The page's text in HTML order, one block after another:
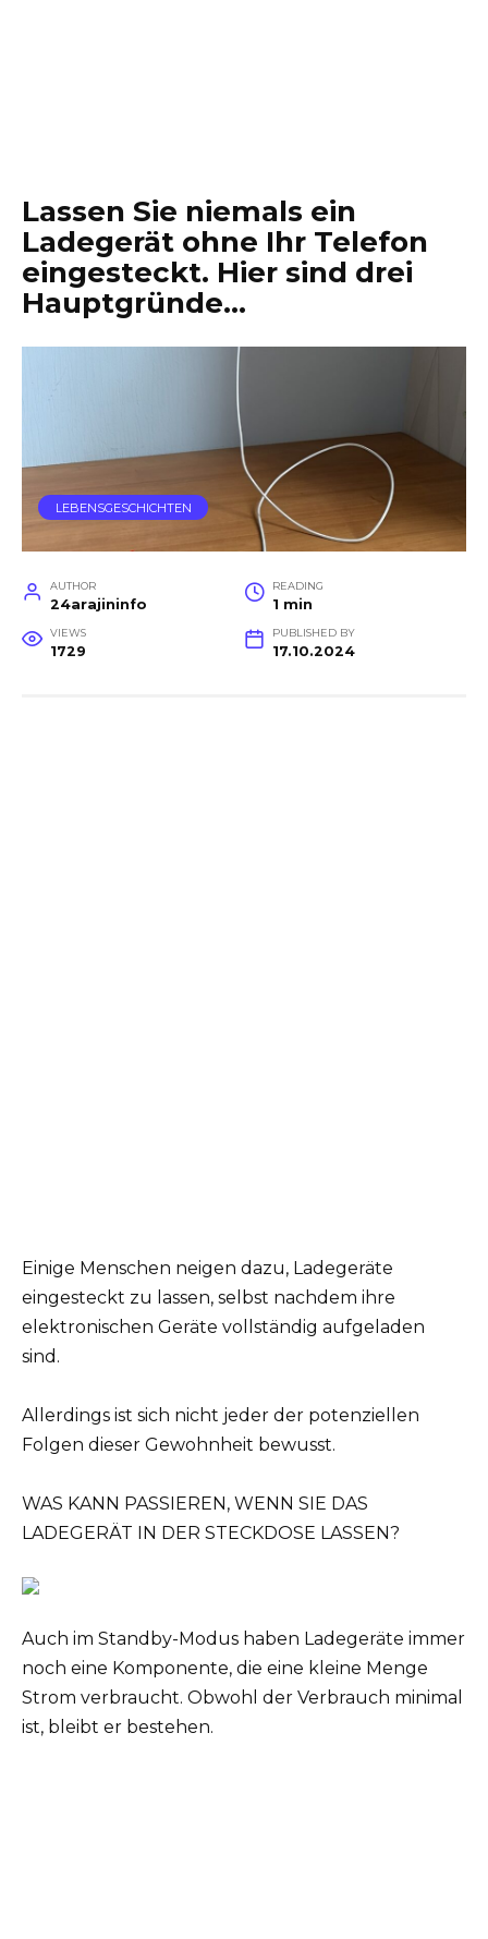
Lassen Sie niemals ein
Ladegerät ohne Ihr Telefon
eingesteckt. Hier sind drei
Hauptgründe…
LEBENSGESCHICHTEN
AUTHOR
24arajininfo
READING
1 min
VIEWS
1729
PUBLISHED BY
17.10.2024
Einige Menschen neigen dazu, Ladegeräte
eingesteckt zu lassen, selbst nachdem ihre
elektronischen Geräte vollständig aufgeladen
sind.
Allerdings ist sich nicht jeder der potenziellen
Folgen dieser Gewohnheit bewusst.
WAS KANN PASSIEREN, WENN SIE DAS
LADEGERÄT IN DER STECKDOSE LASSEN?
Auch im Standby-Modus haben Ladegeräte immer
noch eine Komponente, die eine kleine Menge
Strom verbraucht. Obwohl der Verbrauch minimal
ist, bleibt er bestehen.